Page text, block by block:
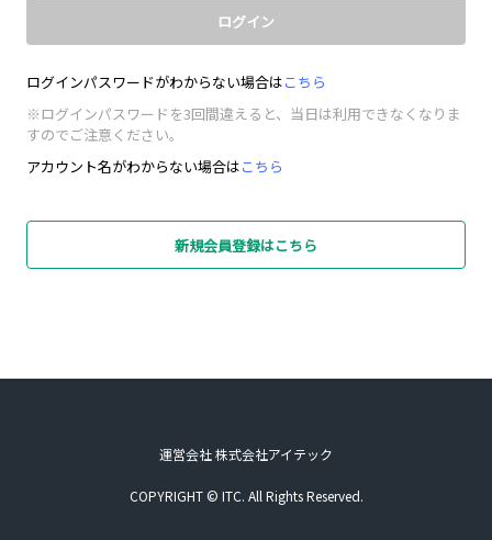
ログイン
ログインパスワードがわからない場合はこちら
※ログインパスワードを3回間違えると、当日は利用できなくなりま
すのでご注意ください。
アカウント名がわからない場合はこちら
新規会員登録はこちら
運営会社 株式会社アイテック
COPYRIGHT © ITC. All Rights Reserved.